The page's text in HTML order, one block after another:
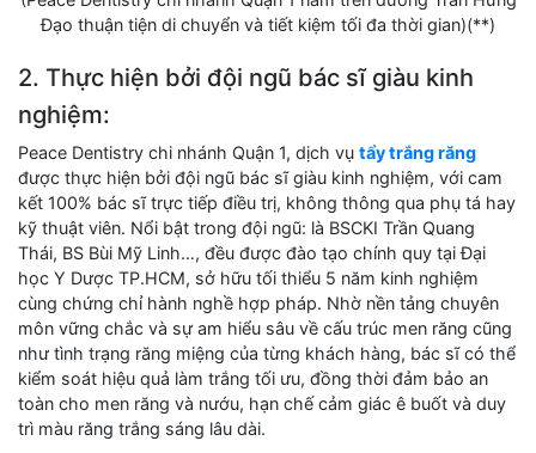
Đạo thuận tiện di chuyển và tiết kiệm tối đa thời gian)(**)
2. Thực hiện bởi đội ngũ bác sĩ giàu kinh
nghiệm:
Peace Dentistry chi nhánh Quận 1, dịch vụ tẩy trắng răng
được thực hiện bởi đội ngũ bác sĩ giàu kinh nghiệm, với cam
kết 100% bác sĩ trực tiếp điều trị, không thông qua phụ tá hay
kỹ thuật viên. Nổi bật trong đội ngũ: là BSCKI Trần Quang
Thái, BS Bùi Mỹ Linh…, đều được đào tạo chính quy tại Đại
học Y Dược TP.HCM, sở hữu tối thiểu 5 năm kinh nghiệm
cùng chứng chỉ hành nghề hợp pháp. Nhờ nền tảng chuyên
môn vững chắc và sự am hiểu sâu về cấu trúc men răng cũng
như tình trạng răng miệng của từng khách hàng, bác sĩ có thể
kiểm soát hiệu quả làm trắng tối ưu, đồng thời đảm bảo an
toàn cho men răng và nướu, hạn chế cảm giác ê buốt và duy
trì màu răng trắng sáng lâu dài.